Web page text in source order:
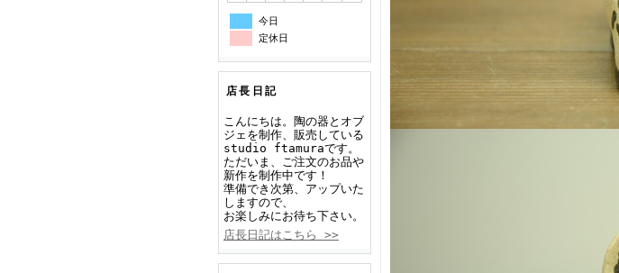
今日
定休日
店長日記
こんにちは。陶の器とオブ
ジェを制作、販売している
studio ftamuraです。
ただいま、ご注文のお品や
新作を制作中です！
準備でき次第、アップいた
しますので、
お楽しみにお待ち下さい。
店長日記はこちら >>